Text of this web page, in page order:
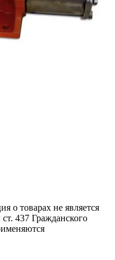
о товарах не является
437 Гражданского